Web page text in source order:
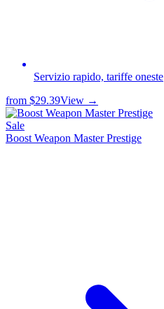
Servizio rapido, tariffe oneste
from $29.39View →
Sale
Boost Weapon Master Prestige